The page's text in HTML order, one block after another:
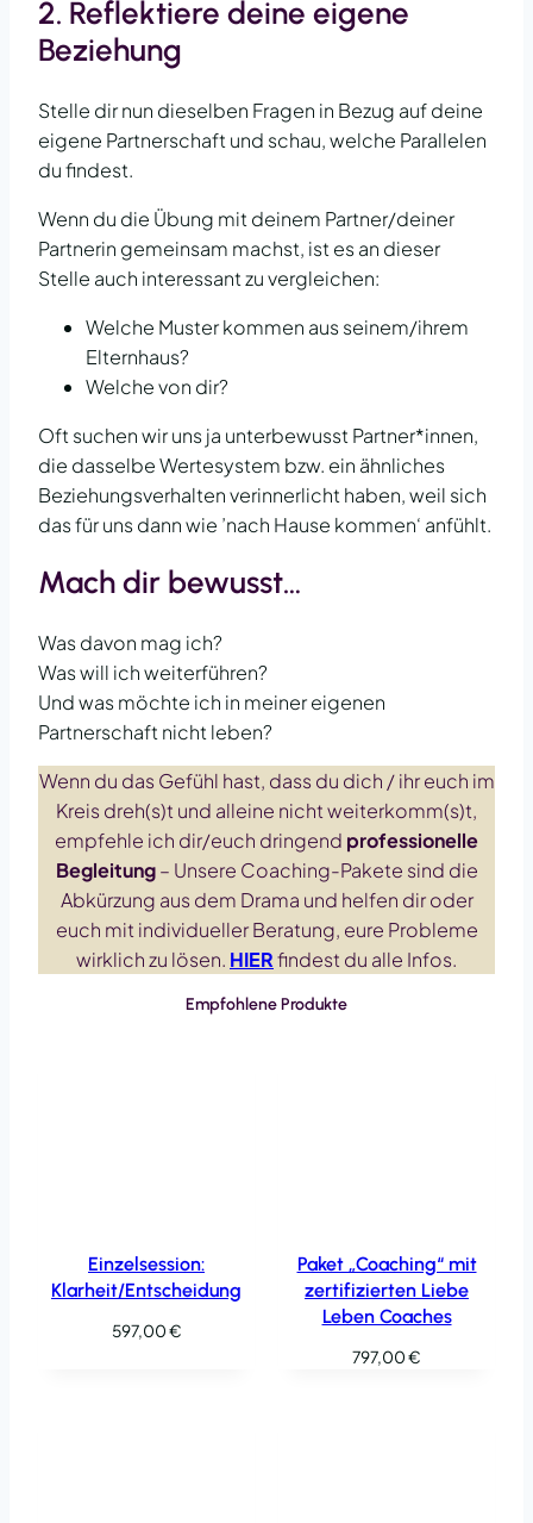
2. Reflektiere deine eigene
Beziehung
Stelle dir nun dieselben Fragen in Bezug auf deine
eigene Partnerschaft und schau, welche Parallelen
du findest.
Wenn du die Übung mit deinem Partner/deiner
Partnerin gemeinsam machst, ist es an dieser
Stelle auch interessant zu vergleichen:
Welche Muster kommen aus seinem/ihrem
Elternhaus?
Welche von dir?
Oft suchen wir uns ja unterbewusst Partner*innen,
die dasselbe Wertesystem bzw. ein ähnliches
Beziehungsverhalten verinnerlicht haben, weil sich
das für uns dann wie ’nach Hause kommen‘ anfühlt.
Mach dir bewusst…
Was davon mag ich?
Was will ich weiterführen?
Und was möchte ich in meiner eigenen
Partnerschaft nicht leben?
Wenn du das Gefühl hast, dass du dich / ihr euch im
Kreis dreh(s)t und alleine nicht weiterkomm(s)t,
empfehle ich dir/euch dringend professionelle
Begleitung– Unsere Coaching-Pakete sind die
Abkürzung aus dem Drama und helfen dir oder
euch mit individueller Beratung, eure Probleme
wirklich zu lösen. HIERfindest du alle Infos.
Empfohlene Produkte
Einzelsession:
Klarheit/Entscheidung
597,00€
Paket „Coaching“ mit
zertifizierten Liebe
Leben Coaches
797,00€